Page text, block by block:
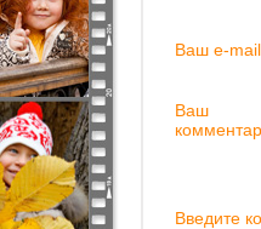
Ваш e-
Ваш
Введите